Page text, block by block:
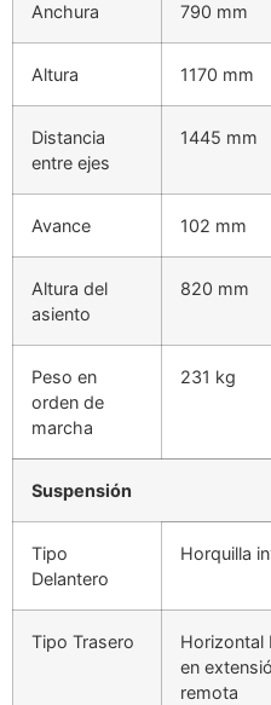
Anchura 790 mm
Altura 1170 mm
Distancia
entre ejes
1445 mm
Avance 102 mm
Altura del
asiento
820 mm
Peso en
orden de
marcha
231 kg
Suspensión
Tipo
Delantero
Horquilla
Tipo Trasero
Horizontal
en
remota